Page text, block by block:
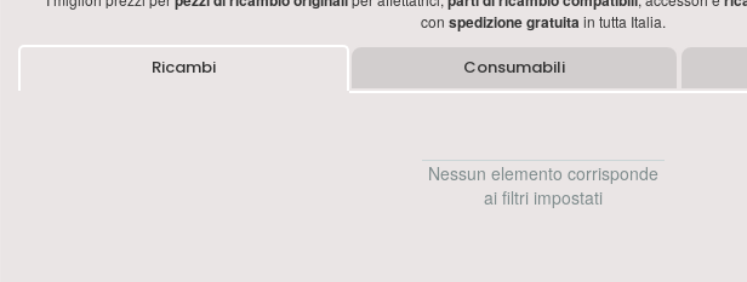
con spedizione gratuitain tutta Italia.
Ricambi Consumabili
Nessun elemento corrisponde
ai filtri impostati